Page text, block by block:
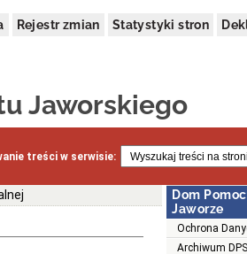
Rejestr zmian Statystyki stron
Jaworskiego
treści w serwisie:
Dom
Jaworze
Ochrona
Archiwum DPS